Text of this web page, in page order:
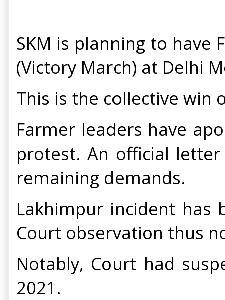
SKM is planning to have
(Victory March) at Delhi
This is the collective win
Farmer leaders have
protest. An official
remaining demands.
Lakhimpur incident has
Court observation thus
Notably, Court had
2021.